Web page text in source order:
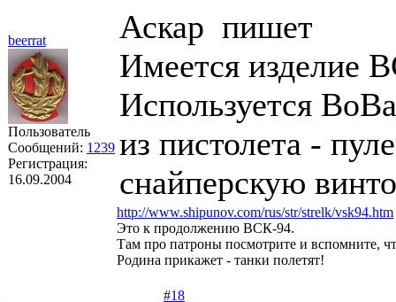
beerrat
Пользователь
Сообщений: 1239
Регистрация:
16.09.2004
Аскар пишет
Имеется изделие
Используется
из пистолета -
снайперскую
http://www.shipunov.com/rus/str/strelk/vsk94.htm
Это к продолжению ВСК-94.
Там про патроны посмотрите и вспомните,
Родина прикажет - танки полетят!
#18